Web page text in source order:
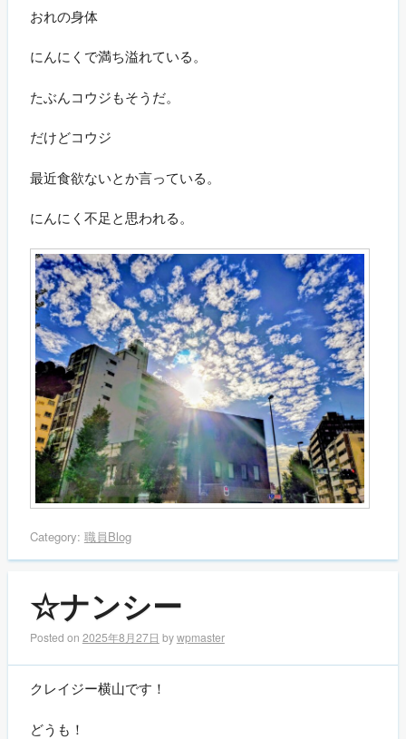
おれの身体
にんにくで満ち溢れている。
たぶんコウジもそうだ。
だけどコウジ
最近食欲ないとか言っている。
にんにく不足と思われる。
Category: 職員Blog
☆ナンシー
Posted on 2025年8月27日 bywpmaster
クレイジー横山です！
どうも！